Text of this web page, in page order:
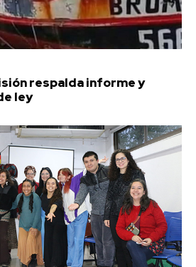
respalda informe y
ley